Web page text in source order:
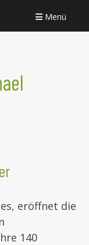
Menü
eröffnet die
140